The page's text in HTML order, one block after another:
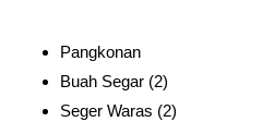
Pangkonan
Buah Segar (2)
Seger Waras (2)